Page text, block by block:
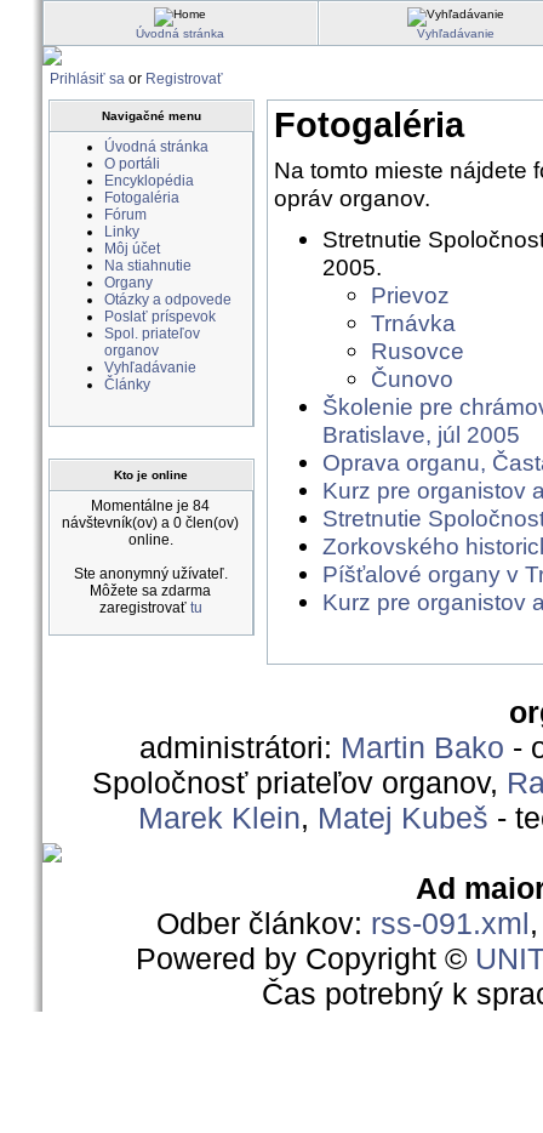
Úvodná stránka Vyhľadávanie
Prihlásiť saor Registrovať
Navigačné menu
Úvodná stránka
O portáli
Encyklopédia
Fotogaléria
Fórum
Linky
Môj účet
Na stiahnutie
Organy
Otázky a odpovede
Poslať príspevok
Spol. priateľov
organov
Vyhľadávanie
Články
Kto je online
Momentálne je 84
návštevník(ov) a 0 člen(ov)
online.
Ste anonymný užívateľ.
Môžete sa zdarma
zaregistrovať tu
Fotogaléria
Na tomto mieste nájdete
opráv organov.
Stretnutie
2005.
Prievoz
Trnávka
Rusovce
Čunovo
Školenie pre
Bratislave, júl 2005
Oprava organu,
Kurz pre organistov
Stretnutie
Zorkovského
Píšťalové organy v
Kurz pre organistov
administrátori: Martin Bako -
Spoločnosť priateľov organov,
Marek Klein, Matej Kubeš -
Ad
Odber článkov: rss-091.xml
Powered by Copyright ©
Čas potrebný k